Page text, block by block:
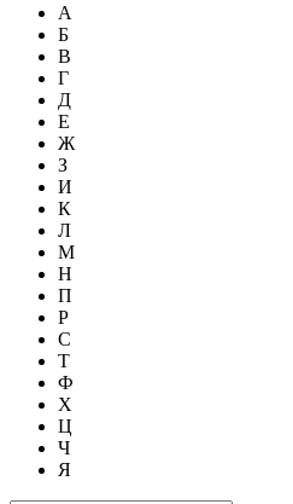
А
Б
В
Г
Д
Е
Ж
З
И
К
Л
М
Н
П
Р
С
Т
Ф
Х
Ц
Ч
Я